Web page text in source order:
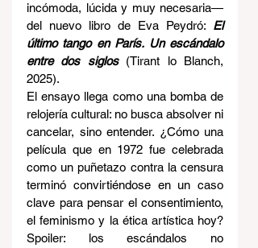
incómoda, lúcida y muy necesaria—
del nuevo libro de Eva Peydró: El
último tango en París. Un escándalo
entre dos siglos (Tirant lo Blanch,
2025).
El ensayo llega como una bomba de
relojería cultural: no busca absolver ni
cancelar, sino entender. ¿Cómo una
película que en 1972 fue celebrada
como un puñetazo contra la censura
terminó convirtiéndose en un caso
clave para pensar el consentimiento,
el feminismo y la ética artística hoy?
Spoiler: los escándalos no